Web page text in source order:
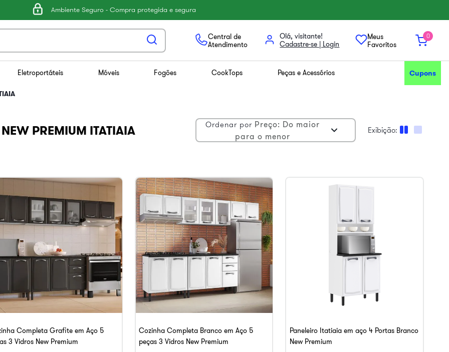
Ambiente Seguro - Compra protegida e segura
Central de
Atendimento
Olá, visitante!
Meus
Favoritos
0
Eletroportáteis Móveis Fogões CookTops Peças e Acessórios Cupons
PREMIUM ITATIAIA Ordenar por Preço: Do maior
para o menor
Completa Grafite em Aço 5
3 Vidros New Premium
Cozinha Completa Branco em Aço 5
peças 3 Vidros New Premium
Paneleiro Itatiaia em aço 4 Portas Branco
New Premium